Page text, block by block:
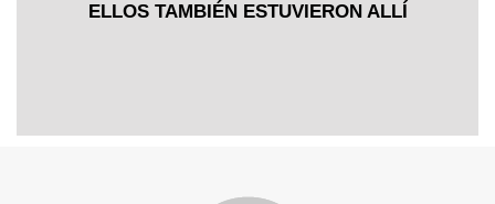
ELLOS TAMBIÉN ESTUVIERON ALLÍ